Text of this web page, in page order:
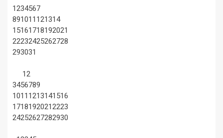
1234567
891011 121314
15161718192021
22232425262728
293031
12
3456789
1011 1213141516
17181920212223
24252627282930